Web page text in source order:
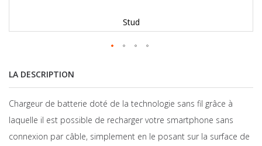
Stud
LA DESCRIPTION
Chargeur de batterie doté de la technologie sans fil grâce à
laquelle il est possible de recharger votre smartphone sans
connexion par câble, simplement en le posant sur la surface de